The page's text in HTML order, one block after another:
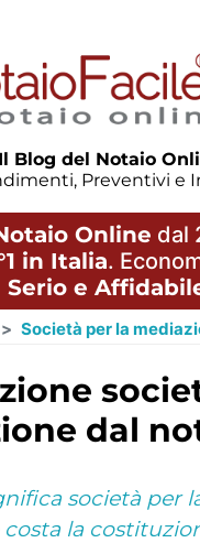
Il Blog del Notaio
Preventivi e
Online dal
in Italia.
Serio e
Società per la
dal
società per
la